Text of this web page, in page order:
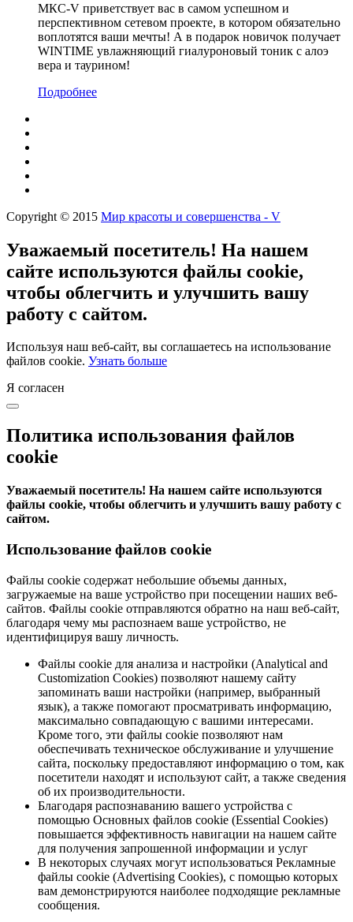
МКС-V приветствует вас в самом успешном и
перспективном сетевом проекте, в котором обязательно
воплотятся ваши мечты! А в подарок новичок получает
WINTIME увлажняющий гиалуроновый тоник с алоэ
вера и таурином!
Подробнее
Copyright © 2015 Мир красоты и совершенства - V
Уважаемый посетитель! На нашем
сайте используются файлы cookie,
чтобы облегчить и улучшить вашу
работу с сайтом.
Используя наш веб-сайт, вы соглашаетесь на использование
файлов cookie. Узнать больше
Я согласен
Политика использования файлов
cookie
Уважаемый посетитель! На нашем сайте используются
файлы cookie, чтобы облегчить и улучшить вашу работу с
сайтом.
Использование файлов cookie
Файлы cookie содержат небольшие объемы данных,
загружаемые на ваше устройство при посещении наших веб-
сайтов. Файлы cookie отправляются обратно на наш веб-сайт,
благодаря чему мы распознаем ваше устройство, не
идентифицируя вашу личность.
Файлы cookie для анализа и настройки (Analytical and
Customization Cookies) позволяют нашему сайту
запоминать ваши настройки (например, выбранный
язык), а также помогают просматривать информацию,
максимально совпадающую с вашими интересами.
Кроме того, эти файлы cookie позволяют нам
обеспечивать техническое обслуживание и улучшение
сайта, поскольку предоставляют информацию о том, как
посетители находят и используют сайт, а также сведения
об их производительности.
Благодаря распознаванию вашего устройства с
помощью Основных файлов cookie (Essential Cookies)
повышается эффективность навигации на нашем сайте
для получения запрошенной информации и услуг
В некоторых случаях могут использоваться Рекламные
файлы cookie (Advertising Cookies), с помощью которых
вам демонстрируются наиболее подходящие рекламные
сообщения.